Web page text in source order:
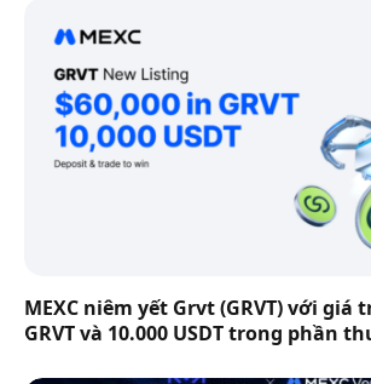
MEXC niêm yết Grvt (GRVT) với giá
GRVT và 10.000 USDT trong phần